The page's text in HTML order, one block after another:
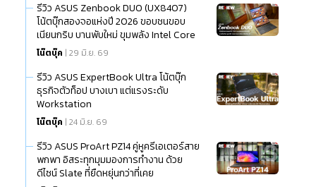
รีวิว ASUS Zenbook DUO (UX8407)
โน้ตบุ๊กสองจอแห่งปี 2026 ขอบชนขอบ
เนียนกริบ บานพับใหม่ ขุมพลัง Intel Core
Ultra (Series 3)
โน๊ตบุ๊ค | 29 มิ.ย. 69
รีวิว ASUS ExpertBook Ultra โน้ตบุ๊ก
ธุรกิจตัวท็อป บางเบา แต่แรงระดับ
Workstation
โน๊ตบุ๊ค | 24 มิ.ย. 69
รีวิว ASUS ProArt PZ14 คู่หูครีเอเตอร์สาย
พกพา อิสระทุกมุมมองการทำงาน ด้วย
ดีไซน์ Slate ที่ยืดหยุ่นกว่าที่เคย